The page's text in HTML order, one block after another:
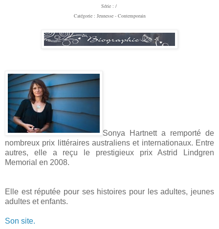
Série : /
Catégorie : Jeunesse - Contemporain
Sonya Hartnett a remporté de
nombreux prix littéraires australiens et internationaux. Entre
autres, elle a reçu le prestigieux prix Astrid Lindgren
Memorial en 2008.
Elle est réputée pour ses histoires pour les adultes, jeunes
adultes et enfants.
Son site.